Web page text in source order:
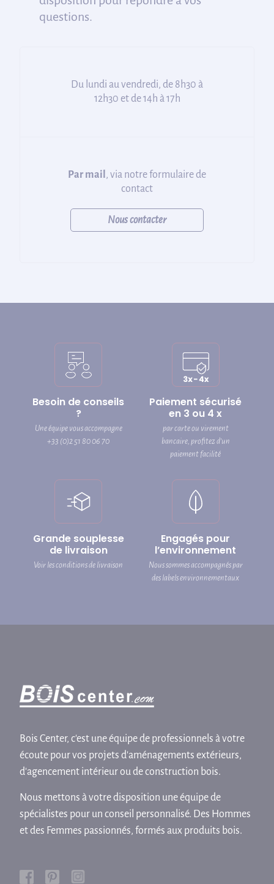
questions.
Du lundi au vendredi, de 8h30 à
12h30 et de 14h à 17h
Par mail , via notre formulaire de
contact
Nous contacter
Besoin de conseils
?
Une équipe vous accompagne
+33 (0)2 51 80 06 70
Paiement sécurisé
en 3 ou 4 x
par carte ou virement
bancaire, profitez d’un
paiement facilité
Grande souplesse
de livraison
Voir les conditions de livraison
Engagés pour
l’environnement
Nous sommes accompagnés par
des labels environnementaux
Bois Center, c'est une équipe de professionnels à votre
écoute pour vos projets d'aménagements extérieurs,
d'agencement intérieur ou de construction bois.
Nous mettons à votre disposition une équipe de
spécialistes pour un conseil personnalisé. Des Hommes
et des Femmes passionnés, formés aux produits bois.